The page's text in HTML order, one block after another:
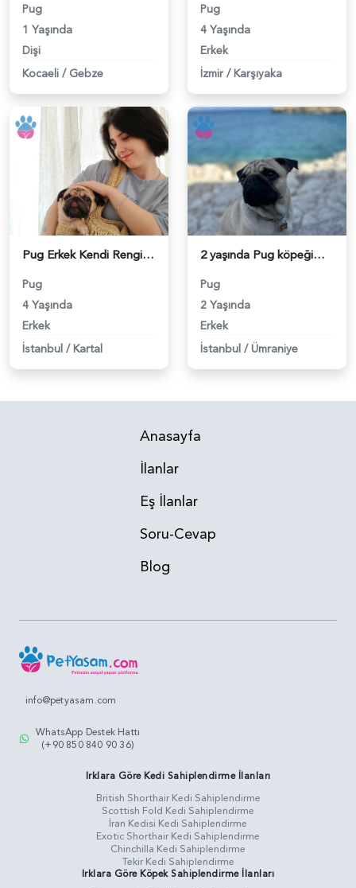
Pug
1 Yaşında
Dişi
Kocaeli / Gebze
Pug
4 Yaşında
Erkek
İzmir / Karşıyaka
Pug Erkek Kendi Renginde Eş Arıyoruz - 118980095
Pug
4 Yaşında
Erkek
İstanbul / Kartal
2 yaşında Pug köpeğimize eş arıyoruz - 118979963
Pug
2 Yaşında
Erkek
İstanbul / Ümraniye
Anasayfa
İlanlar
Eş İlanlar
Soru-Cevap
Blog
info@petyasam.com
WhatsApp Destek Hattı
(+90 850 840 90 36)
Irklara Göre Kedi Sahiplendirme İlanları
British Shorthair Kedi Sahiplendirme
Scottish Fold Kedi Sahiplendirme
İran Kedisi Kedi Sahiplendirme
Exotic Shorthair Kedi Sahiplendirme
Chinchilla Kedi Sahiplendirme
Tekir Kedi Sahiplendirme
Irklara Göre Köpek Sahiplendirme İlanları